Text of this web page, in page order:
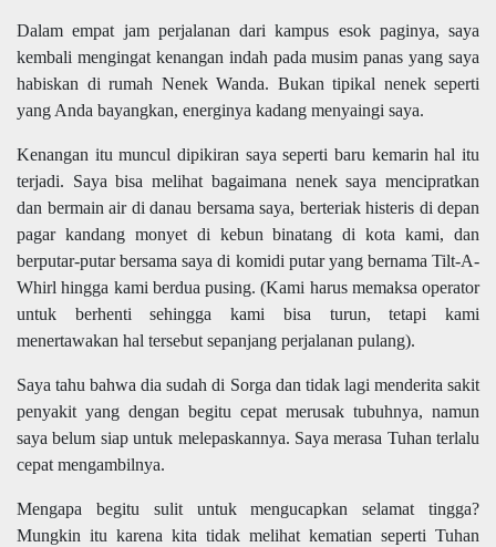
Dalam empat jam perjalanan dari kampus esok paginya, saya
kembali mengingat kenangan indah pada musim panas yang saya
habiskan di rumah Nenek Wanda. Bukan tipikal nenek seperti
yang Anda bayangkan, energinya kadang menyaingi saya.
Kenangan itu muncul dipikiran saya seperti baru kemarin hal itu
terjadi. Saya bisa melihat bagaimana nenek saya mencipratkan
dan bermain air di danau bersama saya, berteriak histeris di depan
pagar kandang monyet di kebun binatang di kota kami, dan
berputar-putar bersama saya di komidi putar yang bernama Tilt-A-
Whirl hingga kami berdua pusing. (Kami harus memaksa operator
untuk berhenti sehingga kami bisa turun, tetapi kami
menertawakan hal tersebut sepanjang perjalanan pulang).
Saya tahu bahwa dia sudah di Sorga dan tidak lagi menderita sakit
penyakit yang dengan begitu cepat merusak tubuhnya, namun
saya belum siap untuk melepaskannya. Saya merasa Tuhan terlalu
cepat mengambilnya.
Mengapa begitu sulit untuk mengucapkan selamat tingga?
Mungkin itu karena kita tidak melihat kematian seperti Tuhan